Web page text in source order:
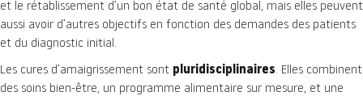
et le rétablissement d’un bon état de santé global, mais elles peuvent
aussi avoir d’autres objectifs en fonction des demandes des patients
et du diagnostic initial.
Les cures d’amaigrissement sont pluridisciplinaires. Elles combinent
des soins bien-être, un programme alimentaire sur mesure, et une